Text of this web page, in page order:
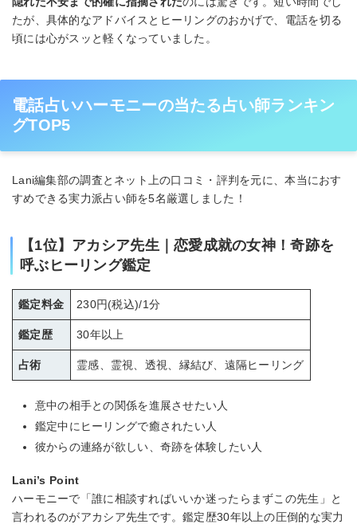
たが、具体的なアドバイスとヒーリングのおかげで、電話を切る
頃には心がスッと軽くなっていました。
電話占いハーモニーの当たる占い師ランキン
グTOP5
Lani編集部の調査とネット上の口コミ・評判を元に、本当におす
すめできる実力派占い師を5名厳選しました！
【1位】アカシア先生｜恋愛成就の女神！奇跡を
呼ぶヒーリング鑑定
鑑定料金 230円(税込)/1分
鑑定歴 30年以上
占術 霊感、霊視、透視、縁結び、遠隔ヒーリング
意中の相手との関係を進展させたい人
鑑定中にヒーリングで癒されたい人
彼からの連絡が欲しい、奇跡を体験したい人
Lani’s Point
ハーモニーで「誰に相談すればいいか迷ったらまずこの先生」と
言われるのがアカシア先生です。鑑定歴30年以上の圧倒的な実力